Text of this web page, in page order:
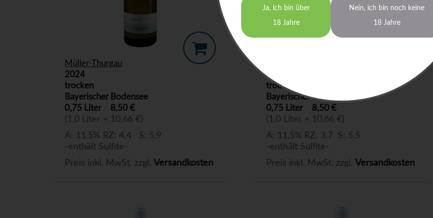
Müller-Thurgau
2024
trocken
Bayerischer Bodensee
0,75 Liter
8,50 €
(1,0 Liter = 10,66 €)
A: 11,5% RZ: 4,4 S: 5,9
-enthält Sulfite-
Preis inkl. MwSt. zzgl. Versandkosten
2025
trocken
Bayerischer Bodensee
0,75 Liter
8,50 €
(1,0 Liter = 10,66 €)
A: 11,5% RZ: 3,7 S: 5,5
-enthält Sulfite-
Preis inkl. MwSt. zzgl. Versandkosten
Ja, ich bin über
18 Jahre
Nein, ich bin noch keine
18 Jahre